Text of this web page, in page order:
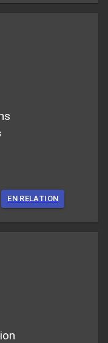
EN RELATION